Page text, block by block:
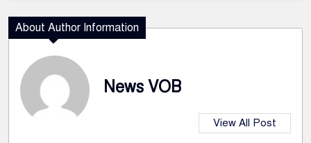
About Author Information
News VOB
View All Post